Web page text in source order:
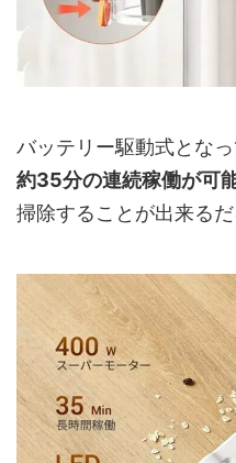
バッテリー駆動式とな
約35分の連続稼働が可
掃除することが出来るだ